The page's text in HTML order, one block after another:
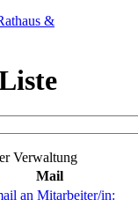
&
Verwaltung
Mail